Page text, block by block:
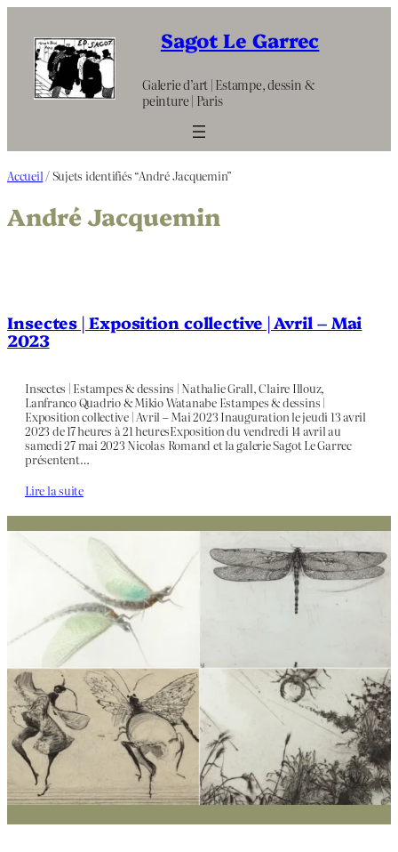
contenu
Sagot Le Garrec
Galerie d’art | Estampe, dessin &
peinture | Paris
Accueil / Sujets identifiés “André Jacquemin”
André Jacquemin
Insectes | Exposition collective | Avril – Mai
2023
Insectes | Estampes & dessins | Nathalie Grall, Claire Illouz,
Lanfranco Quadrio & Mikio Watanabe Estampes & dessins |
Exposition collective | Avril – Mai 2023 Inauguration le jeudi 13 avril
2023 de 17 heures à 21 heuresExposition du vendredi 14 avril au
samedi 27 mai 2023 Nicolas Romand et la galerie Sagot Le Garrec
présentent…
Lire la suite